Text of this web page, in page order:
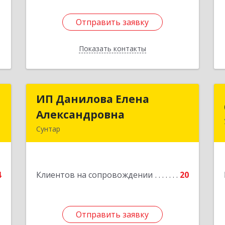
Отправить заявку
Показать контакты
Отправить заявку
Назад
ИП Данилова Елена
Александровна
Сунтар
Клиентов на сопровождении 20
Отправить заявку
ИП Данилова Елена
Александровна
Отправить заявку